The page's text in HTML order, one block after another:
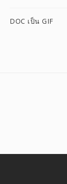
DOC เป็น GIF